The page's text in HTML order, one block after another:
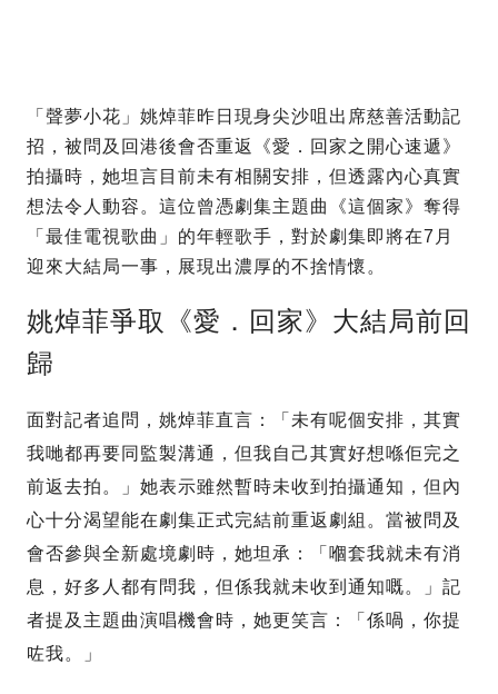
「聲夢小花」姚焯菲昨日現身尖沙咀出席慈善活動記
招，被問及回港後會否重返《愛．回家之開心速遞》
拍攝時，她坦言目前未有相關安排，但透露內心真實
想法令人動容。這位曾憑劇集主題曲《這個家》奪得
「最佳電視歌曲」的年輕歌手，對於劇集即將在7月
迎來大結局一事，展現出濃厚的不捨情懷。
姚焯菲爭取《愛．回家》大結局前回
歸
面對記者追問，姚焯菲直言：「未有呢個安排，其實
我哋都再要同監製溝通，但我自己其實好想喺佢完之
前返去拍。」她表示雖然暫時未收到拍攝通知，但內
心十分渴望能在劇集正式完結前重返劇組。當被問及
會否參與全新處境劇時，她坦承：「嗰套我就未有消
息，好多人都有問我，但係我就未收到通知嘅。」記
者提及主題曲演唱機會時，她更笑言：「係喎，你提
咗我。」